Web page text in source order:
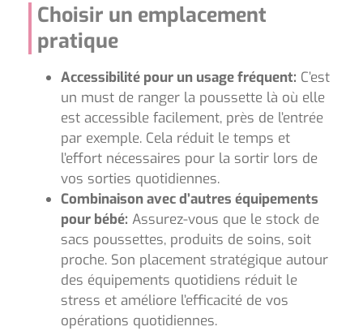
Choisir un emplacement
pratique
Accessibilité pour un usage fréquent: C’est
un must de ranger la poussette là où elle
est accessible facilement, près de l’entrée
par exemple. Cela réduit le temps et
l’effort nécessaires pour la sortir lors de
vos sorties quotidiennes.
Combinaison avec d’autres équipements
pour bébé: Assurez-vous que le stock de
sacs poussettes, produits de soins, soit
proche. Son placement stratégique autour
des équipements quotidiens réduit le
stress et améliore l’efficacité de vos
opérations quotidiennes.